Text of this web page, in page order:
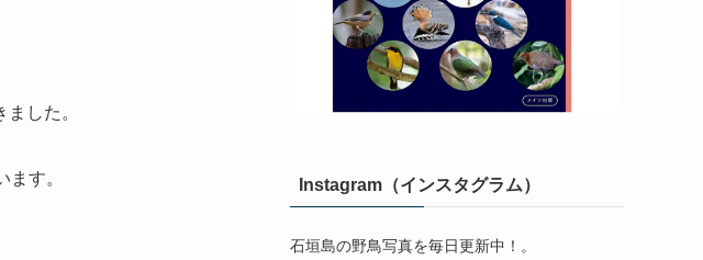
した。
す。 Instagram（インスタグラム）
石垣島の野鳥写真を毎日更新中！。